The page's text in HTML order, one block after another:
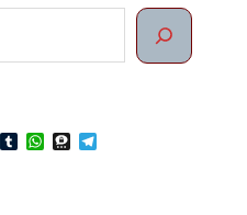
TumblrWhatsApp
Threema
Telegram